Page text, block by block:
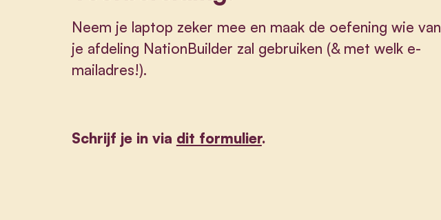
Neem je laptop zeker mee en maak de oefening wie van
je afdeling NationBuilder zal gebruiken (& met welk e-
mailadres!).
Schrijf je in via dit formulier.